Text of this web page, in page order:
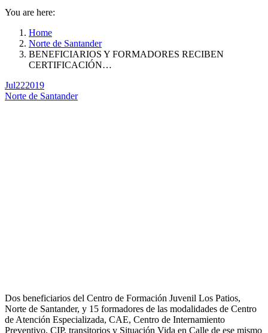
You are here:
Home
Norte de Santander
BENEFICIARIOS Y FORMADORES RECIBEN
CERTIFICACIÓN…
Jul222019
Norte de Santander
Dos beneficiarios del Centro de Formación Juvenil Los Patios,
Norte de Santander, y 15 formadores de las modalidades de Centro
de Atención Especializada, CAE, Centro de Internamiento
Preventivo, CIP, transitorios y Situación Vida en Calle de ese mismo